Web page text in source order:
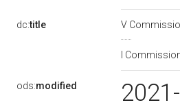
dc:title V
I
ods:modified